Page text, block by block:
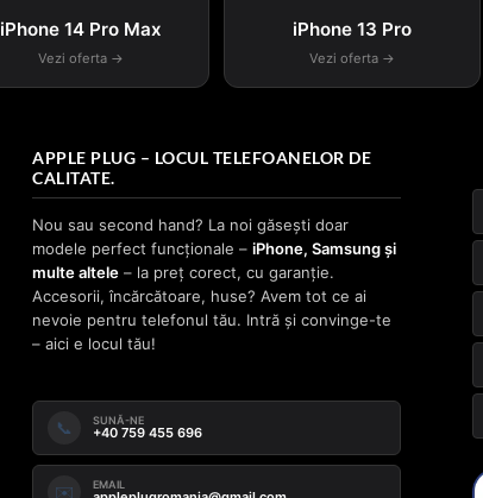
iPhone 14 Pro Max
Vezi oferta →
iPhone 13 Pro
Vezi oferta →
APPLE PLUG – LOCUL TELEFOANELOR DE
CALITATE.
Nou sau second hand? La noi găsești doar
modele perfect funcționale – iPhone, Samsung și
multe altele – la preț corect, cu garanție.
Accesorii, încărcătoare, huse? Avem tot ce ai
nevoie pentru telefonul tău. Intră și convinge-te
– aici e locul tău!
📞 SUNĂ-NE
+40 759 455 696
✉️ EMAIL